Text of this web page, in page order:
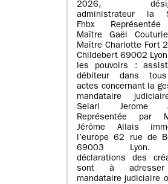
2026,
administrateur la
Fhbx
Maître Gaël
Maître Charlotte Fort
Childebert 69002
les pouvoirs :
débiteur dans
actes concernant la
mandataire
Selarl Jerome
Représentée par
Jérôme Allais
l’europe 62 rue de
69003 Lyon.
déclarations des
sont à
mandataire judiciaire